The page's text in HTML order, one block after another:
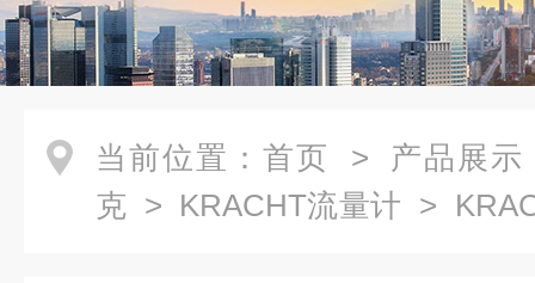
当前位置： 首页 > 产品展示
克 > KRACHT流量计 >